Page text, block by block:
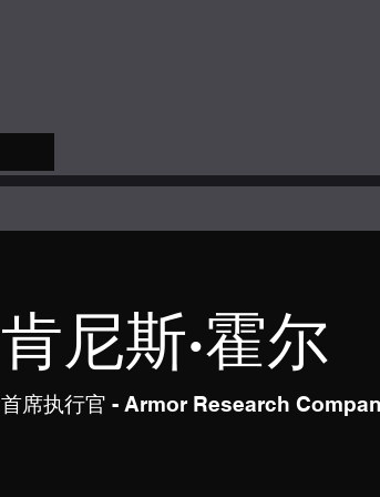
肯尼斯·霍尔
首席执行官 - Armor Research